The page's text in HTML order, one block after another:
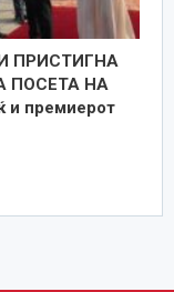
ПРИСТИГНА
ПОСЕТА НА
и премиерот